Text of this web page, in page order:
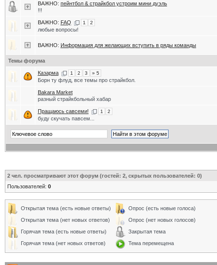
ВАЖНО: пейнтбол & страйкбол устроим мини дуэль
!!!
ВАЖНО: FAQ 1 2
любые вопросы!
ВАЖНО: Информация для желающих вступить в ряды команды
Темы форума
Казарма 1 2 3 » 5
Борн ту флуд, все темы про страйкбол.
Bakara Market
разный страйкбольный хабар
Пращаюсь савсеми! 1 2
буду скучать павсем...
2чел. просматривают этот форум (гостей: 2, скрытых пользователей: 0)
Пользователей: 0
Открытая тема (есть новые ответы)
Открытая тема (нет новых ответов)
Горячая тема (есть новые ответы)
Горячая тема (нет новых ответов)
Опрос (есть новые голоса)
Опрос (нет новых голосов)
Закрытая тема
Тема перемещена